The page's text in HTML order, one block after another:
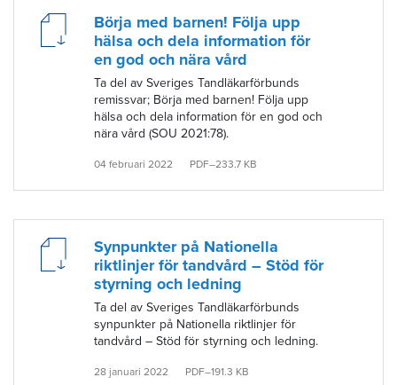
Börja med barnen! Följa upp
hälsa och dela information för
en god och nära vård
Ta del av Sveriges Tandläkarförbunds
remissvar; Börja med barnen! Följa upp
hälsa och dela information för en god och
nära vård (SOU 2021:78).
04 februari 2022 PDF–233.7 KB
Synpunkter på Nationella
riktlinjer för tandvård – Stöd för
styrning och ledning
Ta del av Sveriges Tandläkarförbunds
synpunkter på Nationella riktlinjer för
tandvård – Stöd för styrning och ledning.
28 januari 2022 PDF–191.3 KB